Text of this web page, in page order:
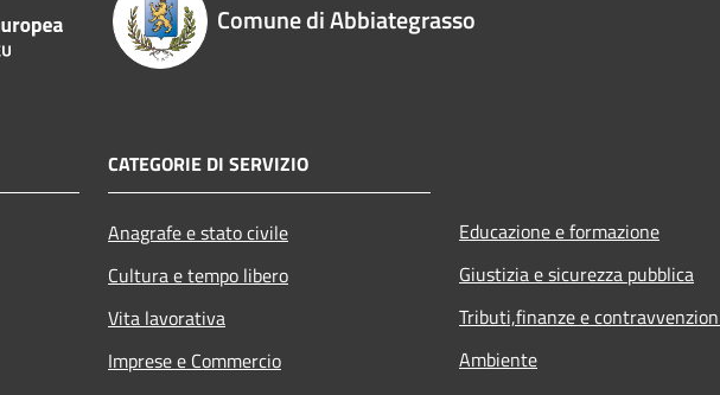
Comune di Abbiategrasso
CATEGORIE DI SERVIZIO
Anagrafe e stato civile
Cultura e tempo libero
Vita lavorativa
Imprese e Commercio
Educazione e formazione
Giustizia e sicurezza pubblica
Tributi,finanze e
Ambiente